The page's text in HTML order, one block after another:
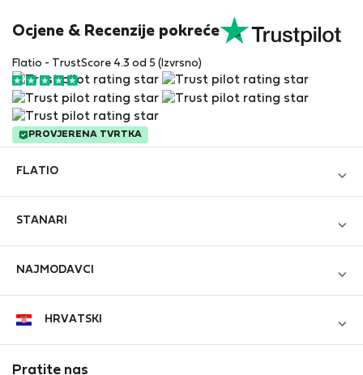
Ocjene & Recenzije pokreće
Flatio - TrustScore 4.3 od 5 (Izvrsno)
PROVJERENA TVRTKA
FLATIO
Pridružite se Klubu Nomadskih Inspektora
Kontakt i Impressum
Uvjeti i odredbe
STANARI
Za tvrtke
StayProtection za stanare
NAJMODAVCI
StayProtection za najmodavce
HRVATSKI
Pratite nas